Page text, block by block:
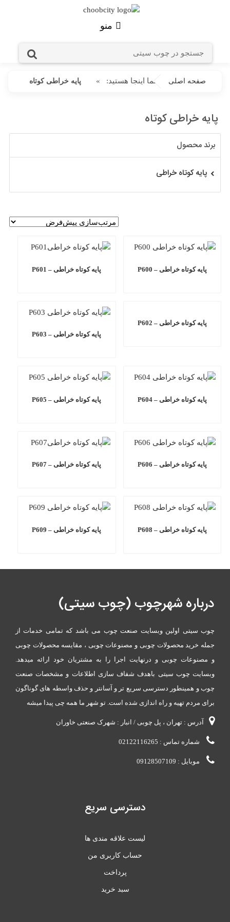
منو
شما اینجا هستید: صفحه اصلی » پایه خراطی کوتاه
پایه خراطی کوتاه
برند محصول
پایه کوتاه خراطی
پایه کوتاه خراطی – P600 پایه کوتاه خراطی – P601
پایه کوتاه خراطی – P602
پایه کوتاه خراطی – P603
پایه کوتاه خراطی – P604 پایه کوتاه خراطی – P605
پایه کوتاه خراطی – P606 پایه کوتاه خراطی – P607
پایه کوتاه خراطی – P608 پایه کوتاه خراطی – P609
درباره شهرچوب (چوب سیتی)
چوب سیتی اولین وبسایت صنعت چوب می باشد که تمامی خدمات از
جمله خرید محصولات چوبی و مصنوعات چوبی ، مقایسه محصولات چوبی
و مصنوعات چوبی و درنهایت اجرا را به مشتریان خود ارائه میدهد.
وبسایت چوب سیتی باهدف شفاف سازی اطلاعات و مشخصات صنعت
چوب و همینطور دسترسی سریع تر و آسانتر و حذف واسطه های گوناگون
برای مردم تهیه و راه اندازی شده است. تو شهر ما همه چی پیدا میشه
آدرس : تهران ، پل چوبی / انبار : شهرک صنعتی خاوران
شماره تماس : 02122116265
موبایل : 09128507109
دسترسی سریع
لیست علاقه مندی ها
حساب کاربری من
پرداخت
سبد خرید